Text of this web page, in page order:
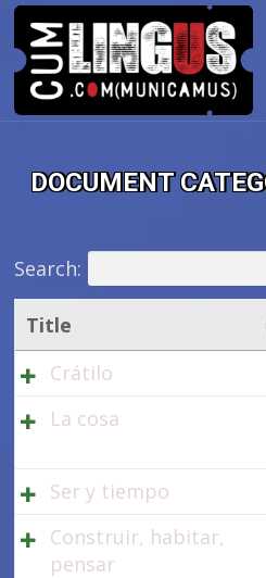
DOCUMENT
Search:
Title
Crátilo
La cosa
Ser y tiempo
Construir, habitar,
pensar